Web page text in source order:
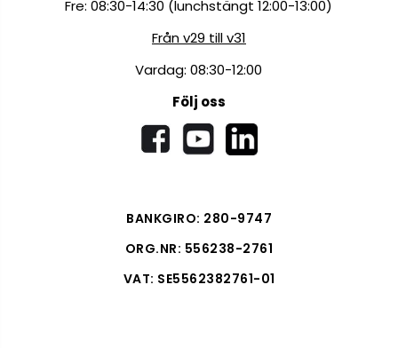
Fre: 08:30-14:30 (lunchstängt 12:00-13:00)
Från v29 till v31
Vardag: 08:30-12:00
Följ oss
BANKGIRO: 280-9747
ORG.NR: 556238-2761
VAT: SE5562382761-01